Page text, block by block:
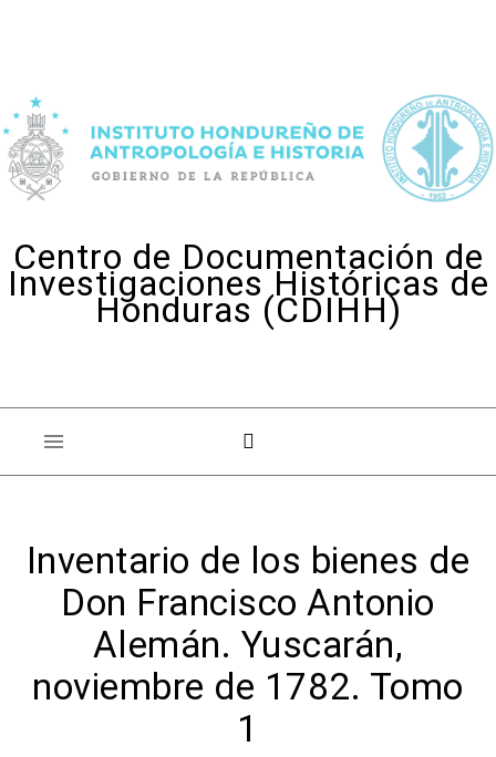
Centro de Documentación de
Investigaciones Históricas de
Honduras (CDIHH)
Inventario de los bienes de
Don Francisco Antonio
Alemán. Yuscarán,
noviembre de 1782. Tomo
1